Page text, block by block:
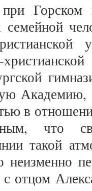
Горском
семейной
Академию,
в
что
такой
неизменно
отцом